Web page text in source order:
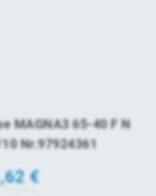
MAGNA3 65-40 F N
Nr.97924361
€